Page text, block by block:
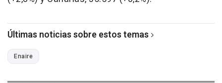
Últimas noticias sobre estos temas
Enaire